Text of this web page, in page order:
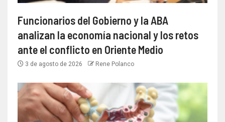
Funcionarios del Gobierno y la ABA
analizan la economía nacional y los retos
ante el conflicto en Oriente Medio
3 de agosto de 2026 Rene Polanco